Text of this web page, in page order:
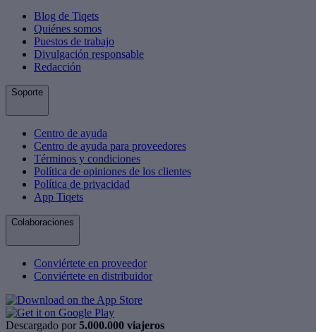
Blog de Tiqets
Quiénes somos
Puestos de trabajo
Divulgación responsable
Redacción
Soporte
Centro de ayuda
Centro de ayuda para proveedores
Términos y condiciones
Política de opiniones de los clientes
Política de privacidad
App Tiqets
Colaboraciones
Conviértete en proveedor
Conviértete en distribuidor
Descargado por 5.000.000 viajeros